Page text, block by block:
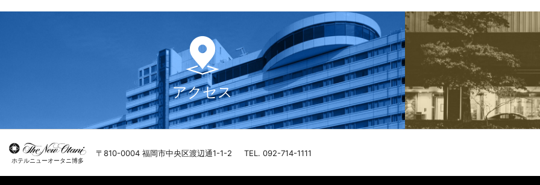
アクセス
ホテルニューオータニ博多
〒810-0004 福岡市中央区渡辺通1-1-2 TEL. 092-714-1111